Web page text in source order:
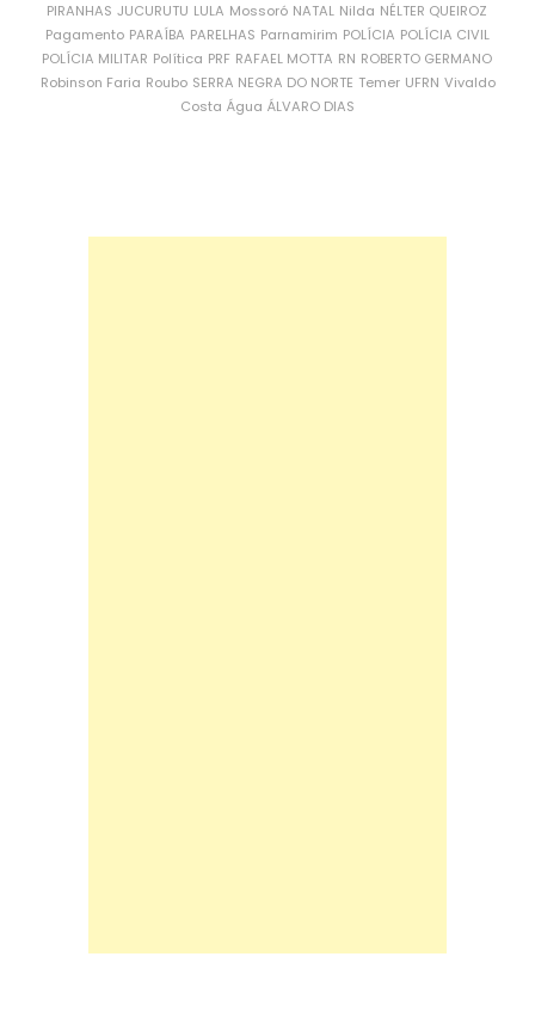
PIRANHAS JUCURUTU LULA Mossoró NATAL Nilda NÉLTER QUEIROZ
Pagamento PARAÍBA PARELHAS Parnamirim POLÍCIA POLÍCIA CIVIL
POLÍCIA MILITAR Política PRF RAFAEL MOTTA RN ROBERTO GERMANO
Robinson Faria Roubo SERRA NEGRA DO NORTE Temer UFRN Vivaldo
Costa Água ÁLVARO DIAS